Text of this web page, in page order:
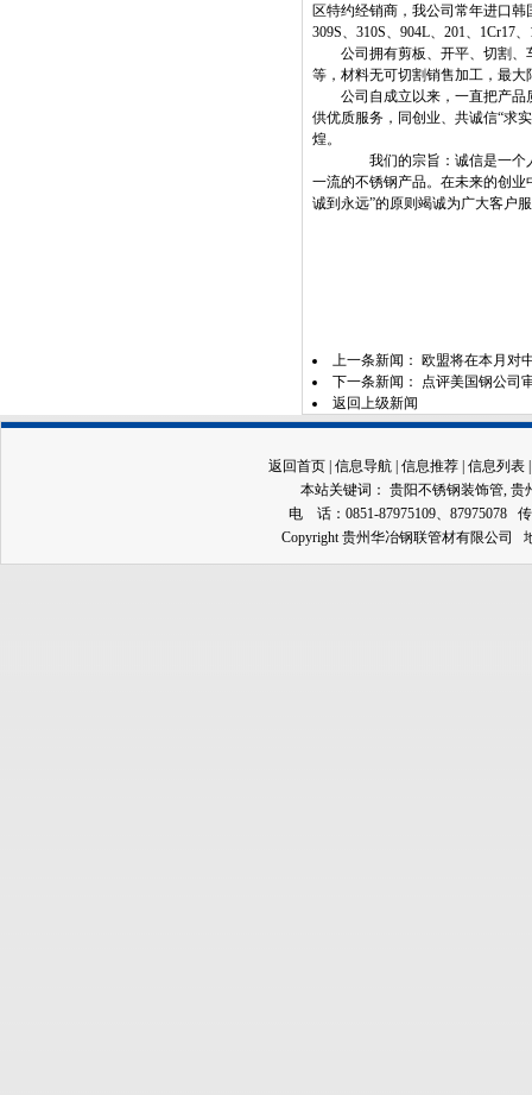
区特约经销商，我公司常年进口韩
309S、310S、904L、201、1Cr17
公司拥有剪板、开平、切割、车
等，材料无可切割销售加工，最大
公司自成立以来，一直把产品质
供优质服务，同创业、共诚信“求
煌。
我们的宗旨：诚信是一个人的
一流的不锈钢产品。在未来的创
诚到永远”的原则竭诚为广大客户
上一条新闻： 欧盟将在本月对
下一条新闻：
点评美国钢公司
返回上级新闻
返回首页 | 信息导航 | 信息推荐 | 信息列表
本站关键词： 贵阳不锈钢装饰管 贵
电 话：0851-87975109、87975078
Copyright 贵州华冶钢联管材有限公